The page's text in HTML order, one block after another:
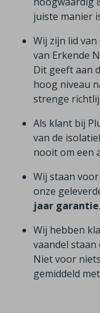
juiste manier
Wij zijn lid van
van Erkende
Dit geeft aan
hoog niveau
strenge
Als klant bij
van de
nooit om een
Wij staan
onze
jaar garantie.
Wij hebben
vaandel staan
Niet voor
gemiddeld